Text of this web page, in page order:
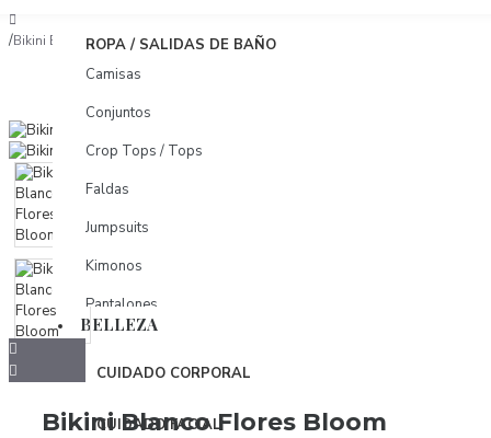
ROPA / SALIDAS DE BAÑO
Camisas
Conjuntos
Crop Tops / Tops
Faldas
Jumpsuits
Kimonos
Pantalones
Pareos
Shorts
Tunicas
BELLEZA
CUIDADO CORPORAL
CUIDADO FACIAL
Bikini Blanco Flores Bloom
Bikini Blanco Flores Bloom